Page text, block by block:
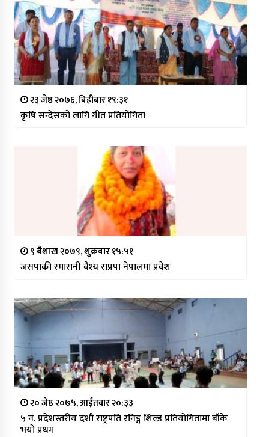
२३ जेष्ठ २०७६, बिहीबार १९:३१
कृषि सन्देसको लागि गीत प्रतियोगिता
९ बैशाख २०७९, शुक्रबार १५:५१
जसपाकी रमारानी वैश्य राप्रपा नेपालमा प्रवेश
२० जेष्ठ २०७५, आईतवार २०:३३
५ नं. प्रदेशस्तरीय दशौं राष्ट्रपति रनिङ्ग शिल्ड प्रतियोगितामा बाँके
भयो प्रथम